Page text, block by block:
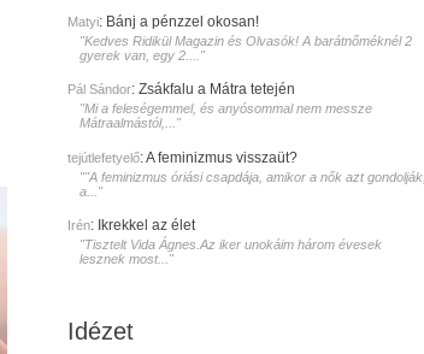
Matyi: Bánj a pénzzel okosan!
"Kedves Ridikül Magazin és Olvasók! A barátnőméknél 2
gyerek van, egy 2...."
Pál Sándor: Zsákfalu a Mátra tetején
"Mi a feleségemmel, és anyósommal nem messze
Mátraalmástól,..."
tejútlefetyelő:A feminizmus visszaüt?
""A feminizmus óriási csapdája, amikor a nők azt gondolják,
a..."
Irén: Ikrekkel az élet
"Tisztelt Vida Ágnes.Az iker unokáim három évesek
lesznek most..."
Idézet